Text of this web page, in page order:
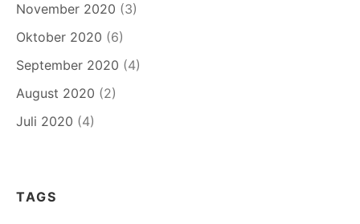
November 2020 (3)
Oktober 2020 (6)
September 2020 (4)
August 2020 (2)
Juli 2020 (4)
TAGS